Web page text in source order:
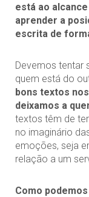
está ao
aprender a
escrita de
Devemos tentar
quem está do
bons textos
deixamos a
textos têm de
no imaginário
emoções, seja
relação a um
Como